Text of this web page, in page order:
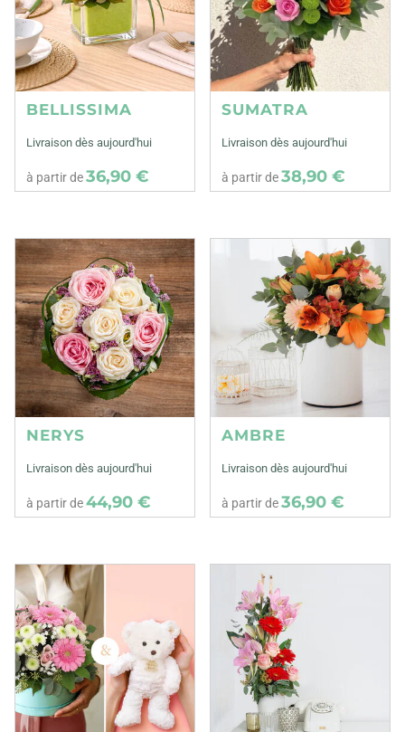
BELLISSIMA
Livraison dès aujourd'hui
à partir de36,90 €
SUMATRA
Livraison dès aujourd'hui
à partir de38,90 €
NERYS
Livraison dès aujourd'hui
à partir de44,90 €
AMBRE
Livraison dès aujourd'hui
à partir de36,90 €